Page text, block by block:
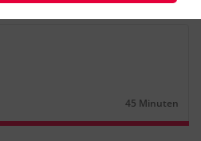
Dauer:
45 Minuten